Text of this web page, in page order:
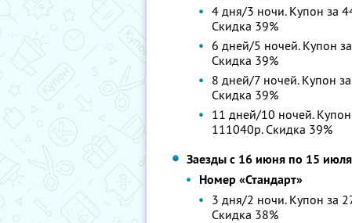
4 дня/3 ночи. Купон за
Скидка 39%
6 дней/5 ночей. Купон
Скидка 39%
8 дней/7 ночей. Купон
Скидка 39%
11 дней/10 ночей.
111040р. Скидка 39%
Заезды с 16 июня по 15 июля
Номер «Стандарт»
3 дня/2 ночи. Купон за
Скидка 38%